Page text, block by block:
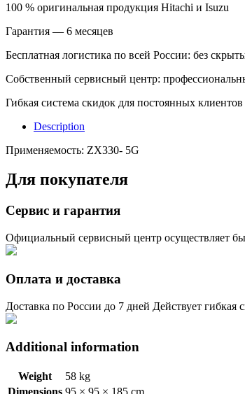
100 % оригинальная продукция Hitachi и Isuzu
Гарантия — 6 месяцев
Бесплатная логистика по всей России: без
Собственный сервисный центр:
Гибкая система скидок для постоянных клиентов
Description
Применяемость: ZX330- 5G
Для покупателя
Сервис и гарантия
Официальный сервисный центр осуществляет
Оплата и доставка
Доставка по России до 7 дней Действует гибкая
Additional information
Weight
58 kg
Dimensions 95 × 95 × 185 cm